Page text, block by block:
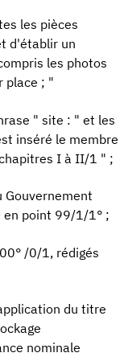
les pièces
d'établir un
les photos
place ; "
" site : " et les
inséré le membre
I à II/1 " ;
point 99/1/1° ;
/0/1, rédigés
du titre
nominale